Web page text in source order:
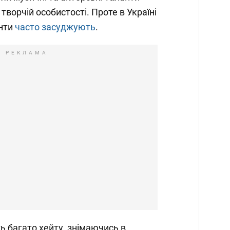
особистості. Проте в Україні
часто засуджують.
РЕКЛАМА
багато хейту, знімаючись в